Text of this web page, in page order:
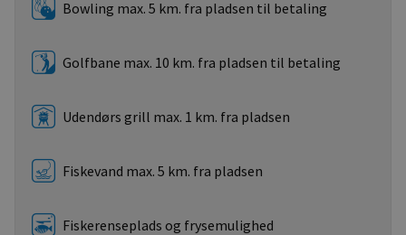
Bowling max. 5 km. fra pladsen til betaling
Golfbane max. 10 km. fra pladsen til betaling
Udendørs grill max. 1 km. fra pladsen
Fiskevand max. 5 km. fra pladsen
Fiskerenseplads og frysemulighed